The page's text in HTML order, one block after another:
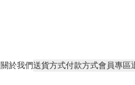
關於我們送貨方式付款方式會員專區